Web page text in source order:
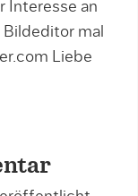
Interesse an
mal
Liebe